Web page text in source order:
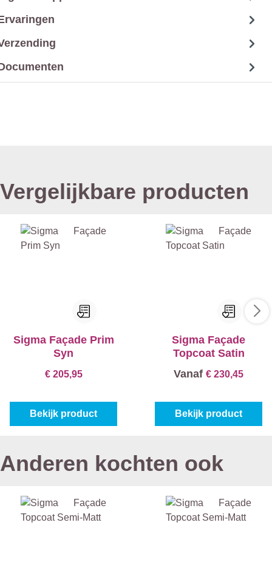
Vergelijkbare producten
Sigma Façade Prim
Syn
€ 205,95
Bekijk product
Sigma Façade
Topcoat Satin
Vanaf € 230,45
Bekijk product
Anderen kochten ook